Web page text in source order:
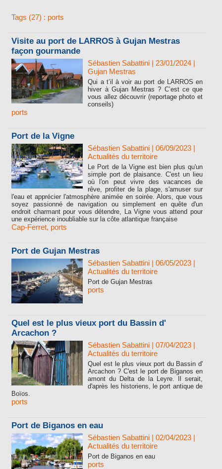
Tags (27) : ports
Visite au port de LARROS à Gujan Mestras
façon gourmande
Sébastien Sabattini | 23/01/2024 |
Gujan Mestras
Qui a t’il à voir au port de LARROS en
hiver à Gujan Mestras ? C’est ce que
vous allez découvrir (reportage photo et
conseils)
ports
Port de la Vigne
Sébastien Sabattini | 06/09/2023 |
Actualités du territoire
Le Port de la Vigne est bien plus qu'un
simple port de plaisance. C'est un lieu
où l'on peut vivre des vacances de
rêve, profiter de la plage, s'amuser sur
l'eau et apprécier l'atmosphère animée en soirée. Alors, que vous
soyez passionné de navigation ou simplement en quête d'un
endroit charmant pour vous détendre, La Vigne vous attend pour
une expérience inoubliable sur la côte atlantique française
Cap-Ferret, ports
Port de Gujan Mestras
Sébastien Sabattini | 06/05/2023 |
Actualités du territoire
Port de Gujan Mestras
ports
Quel est le plus vieux port du Bassin d'
Arcachon ?
Sébastien Sabattini | 07/04/2023 |
Actualités du territoire
Quel est le plus vieux port du Bassin d'
Arcachon ? C'est le port de Biganos en
amont du Delta de la Leyre. Il serait,
d'après les historiens, le port antique de
Boïos.
ports
Port de Biganos en eau
Sébastien Sabattini | 02/04/2023 |
Actualités du territoire
Port de Biganos en eau
ports